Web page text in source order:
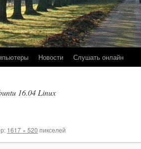
Новости Слушать онлайн
16.04 Linux
1617 × 520 пикселей